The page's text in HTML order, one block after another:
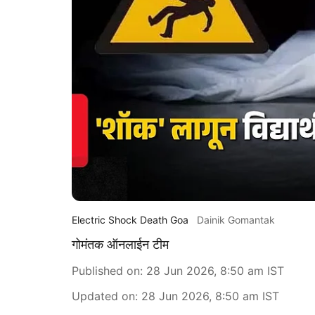
Electric Shock Death Goa Dainik Gomantak
गोमंतक ऑनलाईन टीम
Published on: 28 Jun 2026, 8:50 am IST
Updated on: 28 Jun 2026, 8:50 am IST